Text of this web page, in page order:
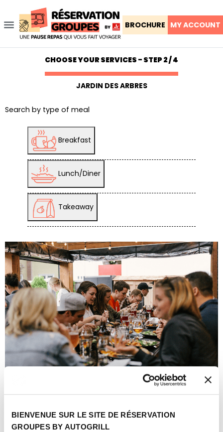
BIENVENUE SUR LE SITE DE RÉSERVATION
GROUPES BY AUTOGRILL
menu BROCHURE MY ACCOUNT
CHOOSE YOUR SERVICES - STEP 2 / 4
JARDIN DES ARBRES
Search by type of meal
Breakfast
Lunch/Diner
Takeaway
Your Advantages